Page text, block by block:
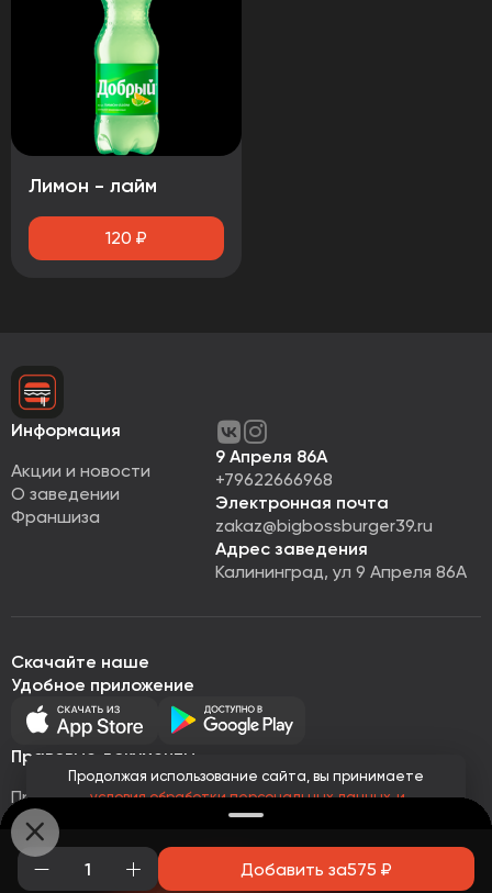
Лимон - лайм
120 ₽
Информация
Акции и новости
О заведении
Франшиза
9 Апреля 86А
+79622666968
Электронная почта
zakaz@bigbossburger39.ru
Адрес заведения
Калининград, ул 9 Апреля 86А
Скачайте наше
Удобное приложение
Правовые документы
Правовая информация
Политика обработки персональных данных
Публичная оферта
© Все права защищены 2026Работает на
Продолжая использование сайта, вы принимаете
условия обработки персональных данныхи
соглашаетесь с использованием аналитических файлов
Понятно
Добавить за575 ₽